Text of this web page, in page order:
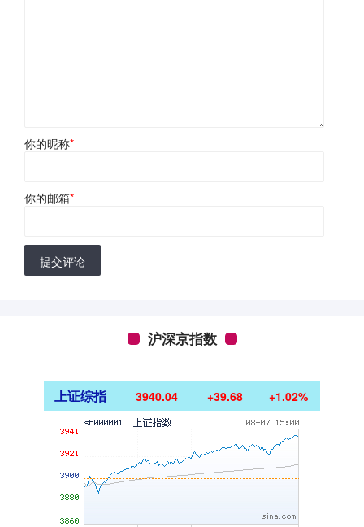
你的昵称*
你的邮箱*
提交评论
沪深京指数
上证综指 3940.04 +39.68 +1.02%